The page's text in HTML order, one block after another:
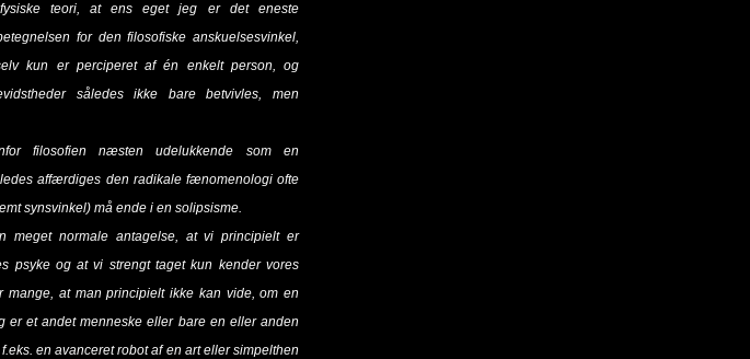
teori, at ens eget jeg er det eneste
for den filosofiske anskuelsesvinkel,
kun er perciperet af én enkelt person, og
således ikke bare betvivles, men
filosofien næsten udelukkende som en
affærdiges den radikale fænomenologi ofte
synsvinkel) må ende i en solipsisme.
meget normale antagelse, at vi principielt er
psyke og at vi strengt taget kun kender vores
mange, at man principielt ikke kan vide, om en
er et andet menneske eller bare en eller anden
en avanceret robot af en art eller simpelthen